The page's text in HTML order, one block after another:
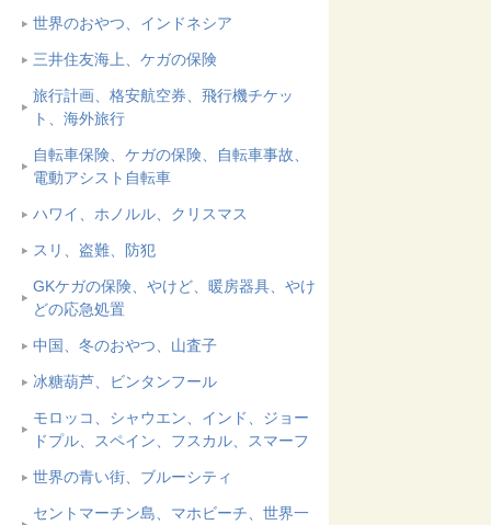
世界のおやつ、インドネシア
三井住友海上、ケガの保険
旅行計画、格安航空券、飛行機チケッ
ト、海外旅行
自転車保険、ケガの保険、自転車事故、
電動アシスト自転車
ハワイ、ホノルル、クリスマス
スリ、盗難、防犯
GKケガの保険、やけど、暖房器具、やけ
どの応急処置
中国、冬のおやつ、山査子
冰糖葫芦、ビンタンフール
モロッコ、シャウエン、インド、ジョー
ドプル、スペイン、フスカル、スマーフ
世界の青い街、ブルーシティ
セントマーチン島、マホビーチ、世界一